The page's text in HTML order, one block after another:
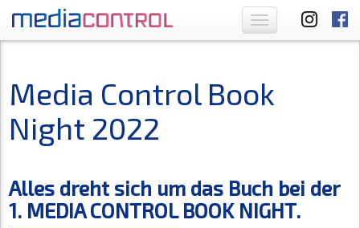
Toggle
navigation
Media Control Book
Night 2022
Alles dreht sich um das Buch bei der
1. MEDIA CONTROL BOOK NIGHT.